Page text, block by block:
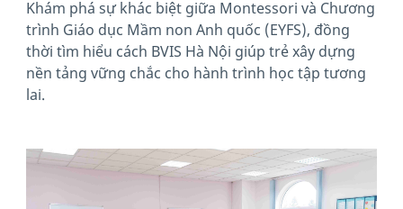
Khám phá sự khác biệt giữa Montessori và Chương
trình Giáo dục Mầm non Anh quốc (EYFS), đồng
thời tìm hiểu cách BVIS Hà Nội giúp trẻ xây dựng
nền tảng vững chắc cho hành trình học tập tương
lai.
News image